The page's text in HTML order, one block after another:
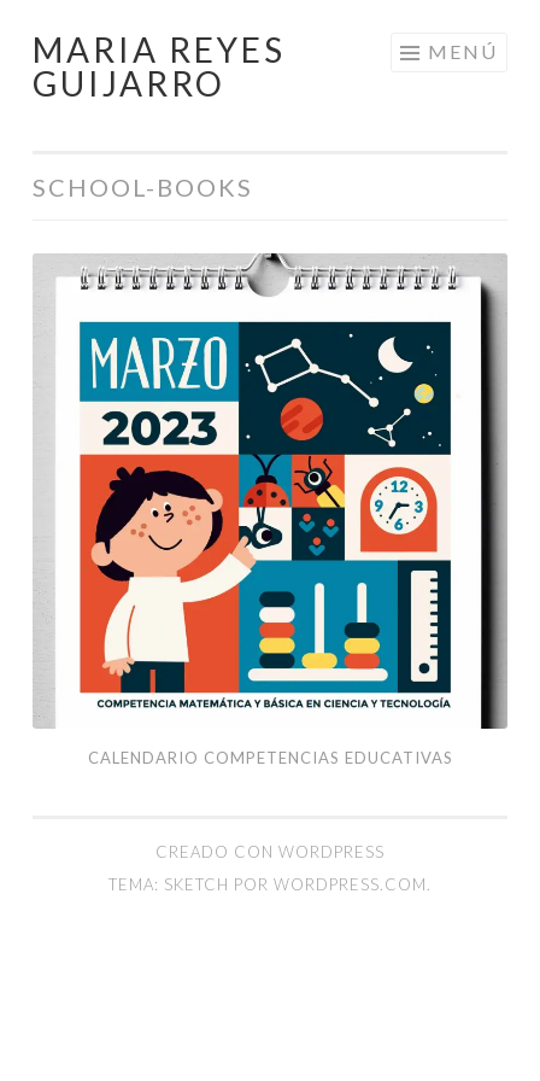
Saltar
al
MARIA REYES
GUIJARRO
MENÚ
SCHOOL-BOOKS
Calendario
Competencias
Educativas
CALENDARIO COMPETENCIAS EDUCATIVAS
CREADO CON WORDPRESS
TEMA: SKETCH POR WORDPRESS.COM